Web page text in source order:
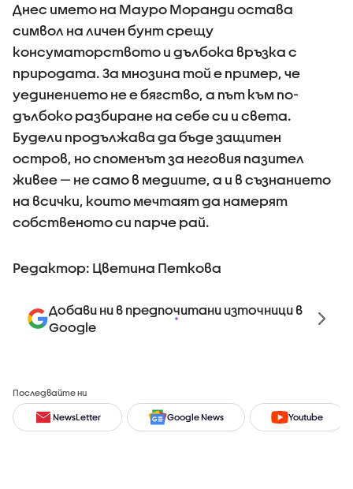
Днес името на Мауро Моранди остава
символ на личен бунт срещу
консуматорството и дълбока връзка с
природата. За мнозина той е пример, че
уединението не е бягство, а път към по-
дълбоко разбиране на себе си и света.
Будели продължава да бъде защитен
остров, но споменът за неговия пазител
живее — не само в медиите, а и в съзнанието
на всички, които мечтаят да намерят
собственото си парче рай.
Редактор: Цветина Петкова
Добави ни в предпочитани източници в
Google
Последвайте ни
NewsLetter Google News Youtube